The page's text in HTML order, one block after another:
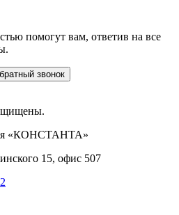
помогут вам, ответив на все
звонок
«КОНСТАНТА»
15, офис 507